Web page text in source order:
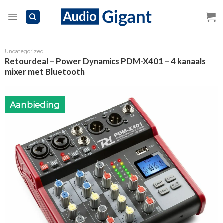
Uncategorized
Retourdeal – Power Dynamics PDM-X401 – 4 kanaals
mixer met Bluetooth
Aanbieding